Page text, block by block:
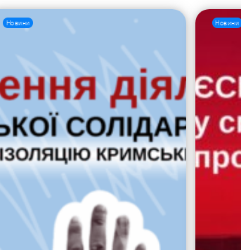
Новини Новини